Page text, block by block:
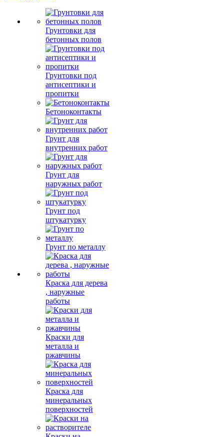
Грунтовки для
бетонных полов
Грунтовки под
антисептики и
пропитки
Бетоноконтакты
Грунт для
внутренних работ
Грунт для
наружных работ
Грунт под
штукатурку
Грунт по металлу
Краска для дерева
, наружные
работы
Краски для
металла и
ржавчины
Краска для
минеральных
поверхностей